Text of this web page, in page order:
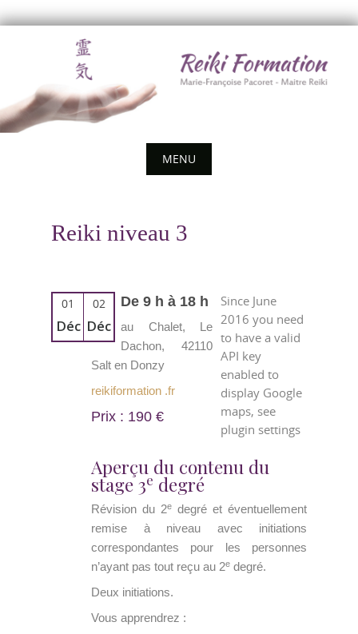
MENU
Reiki niveau 3
01
Déc
02
Déc
Since June
2016 you need
to have a valid
API key
enabled to
display Google
maps, see
plugin settings
De 9 h à 18 h
au Chalet, Le
Dachon, 42110
Salt en Donzy
reikiformation .fr
Prix : 190 €
Aperçu du contenu du
stage 3e degré
Révision du 2e degré et éventuellement
remise à niveau avec initiations
correspondantes pour les personnes
n’ayant pas tout reçu au 2e degré.
Deux initiations.
Vous apprendrez :